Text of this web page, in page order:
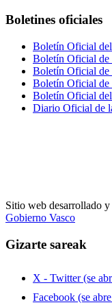
Boletines oficiales
Boletín Oficial del
Boletín Oficial de
Boletín Oficial de
Boletín Oficial de
Boletín Oficial
Diario Oficial de
Sitio web desarrollado
Gobierno Vasco
Gizarte sareak
X - Twitter (se
Facebook (se